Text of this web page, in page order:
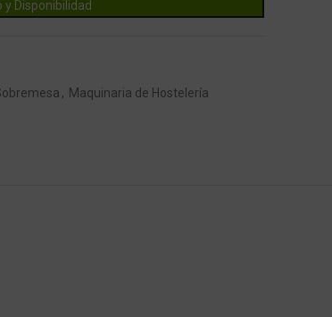
, Maquinaria de Hostelería